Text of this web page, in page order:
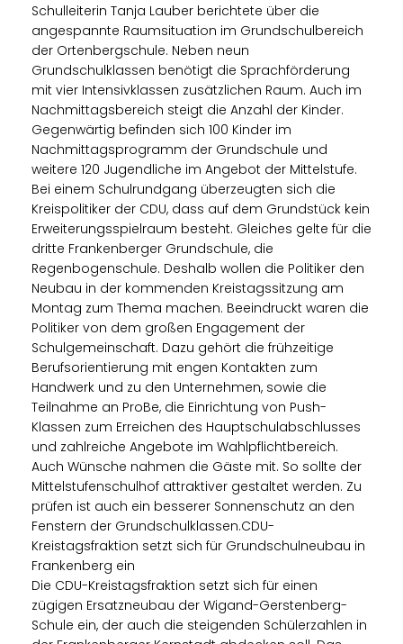
Schulleiterin Tanja Lauber berichtete über die
angespannte Raumsituation im Grundschulbereich
der Ortenbergschule. Neben neun
Grundschulklassen benötigt die Sprachförderung
mit vier Intensivklassen zusätzlichen Raum. Auch im
Nachmittagsbereich steigt die Anzahl der Kinder.
Gegenwärtig befinden sich 100 Kinder im
Nachmittagsprogramm der Grundschule und
weitere 120 Jugendliche im Angebot der Mittelstufe.
Bei einem Schulrundgang überzeugten sich die
Kreispolitiker der CDU, dass auf dem Grundstück kein
Erweiterungsspielraum besteht. Gleiches gelte für die
dritte Frankenberger Grundschule, die
Regenbogenschule. Deshalb wollen die Politiker den
Neubau in der kommenden Kreistagssitzung am
Montag zum Thema machen. Beeindruckt waren die
Politiker von dem großen Engagement der
Schulgemeinschaft. Dazu gehört die frühzeitige
Berufsorientierung mit engen Kontakten zum
Handwerk und zu den Unternehmen, sowie die
Teilnahme an ProBe, die Einrichtung von Push-
Klassen zum Erreichen des Hauptschulabschlusses
und zahlreiche Angebote im Wahlpflichtbereich.
Auch Wünsche nahmen die Gäste mit. So sollte der
Mittelstufenschulhof attraktiver gestaltet werden. Zu
prüfen ist auch ein besserer Sonnenschutz an den
Fenstern der Grundschulklassen.CDU-
Kreistagsfraktion setzt sich für Grundschulneubau in
Frankenberg ein
Die CDU-Kreistagsfraktion setzt sich für einen
zügigen Ersatzneubau der Wigand-Gerstenberg-
Schule ein, der auch die steigenden Schülerzahlen in